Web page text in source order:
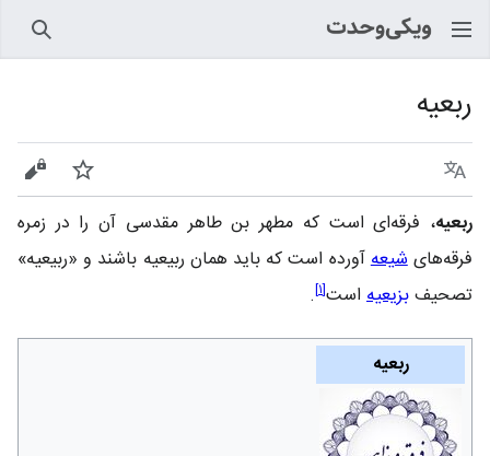
ربعیه
زبان پیگیری
ربعیه‏، فرقه‌ای است که مطهر‌ بن‌ طاهر مقدسی آن را در زمره
فرقه‌هایشیعهآورده است که باید همان ربیعیه باشند و «ربیعیه»
تصحیفبزیعیه است[۱]
.
ربعیه